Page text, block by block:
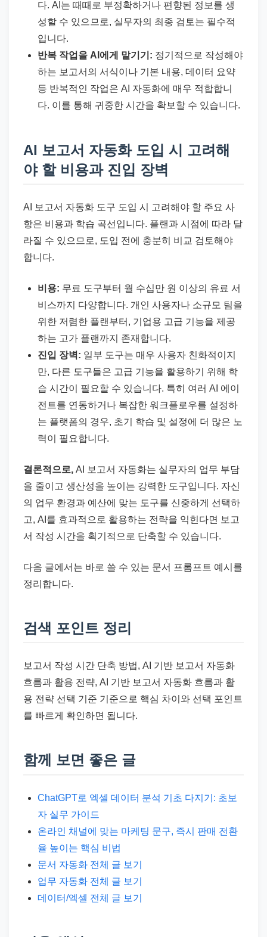
다. AI는 때때로 부정확하거나 편향된 정보를 생
성할 수 있으므로, 실무자의 최종 검토는 필수적
입니다.
반복 작업을 AI에게 맡기기: 정기적으로 작성해야
하는 보고서의 서식이나 기본 내용, 데이터 요약
등 반복적인 작업은 AI 자동화에 매우 적합합니
다. 이를 통해 귀중한 시간을 확보할 수 있습니다.
AI 보고서 자동화 도입 시 고려해
야 할 비용과 진입 장벽
AI 보고서 자동화 도구 도입 시 고려해야 할 주요 사
항은 비용과 학습 곡선입니다. 플랜과 시점에 따라 달
라질 수 있으므로, 도입 전에 충분히 비교 검토해야
합니다.
비용: 무료 도구부터 월 수십만 원 이상의 유료 서
비스까지 다양합니다. 개인 사용자나 소규모 팀을
위한 저렴한 플랜부터, 기업용 고급 기능을 제공
하는 고가 플랜까지 존재합니다.
진입 장벽: 일부 도구는 매우 사용자 친화적이지
만, 다른 도구들은 고급 기능을 활용하기 위해 학
습 시간이 필요할 수 있습니다. 특히 여러 AI 에이
전트를 연동하거나 복잡한 워크플로우를 설정하
는 플랫폼의 경우, 초기 학습 및 설정에 더 많은 노
력이 필요합니다.
결론적으로, AI 보고서 자동화는 실무자의 업무 부담
을 줄이고 생산성을 높이는 강력한 도구입니다. 자신
의 업무 환경과 예산에 맞는 도구를 신중하게 선택하
고, AI를 효과적으로 활용하는 전략을 익힌다면 보고
서 작성 시간을 획기적으로 단축할 수 있습니다.
다음 글에서는 바로 쓸 수 있는 문서 프롬프트 예시를
정리합니다.
검색 포인트 정리
보고서 작성 시간 단축 방법, AI 기반 보고서 자동화
흐름과 활용 전략, AI 기반 보고서 자동화 흐름과 활
용 전략 선택 기준 기준으로 핵심 차이와 선택 포인트
를 빠르게 확인하면 됩니다.
함께 보면 좋은 글
ChatGPT로 엑셀 데이터 분석 기초 다지기: 초보
자 실무 가이드
온라인 채널에 맞는 마케팅 문구, 즉시 판매 전환
율 높이는 핵심 비법
문서 자동화 전체 글 보기
업무 자동화 전체 글 보기
데이터/엑셀 전체 글 보기